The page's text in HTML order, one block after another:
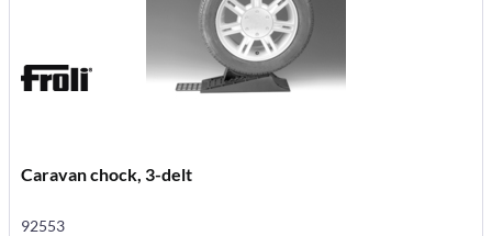
Caravan chock, 3-delt
92553